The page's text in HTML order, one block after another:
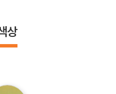
상